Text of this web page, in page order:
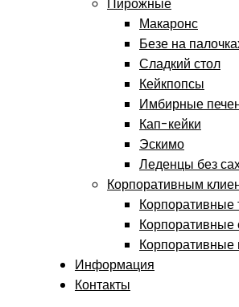
Макаронс
Безе на
Сладкий стол
Кейкпопсы
Имбирные
Кап-кейки
Эскимо
Леденцы без
Корпоративным
Корпоративные
Корпоративные
Корпоративные
Информация
Контакты